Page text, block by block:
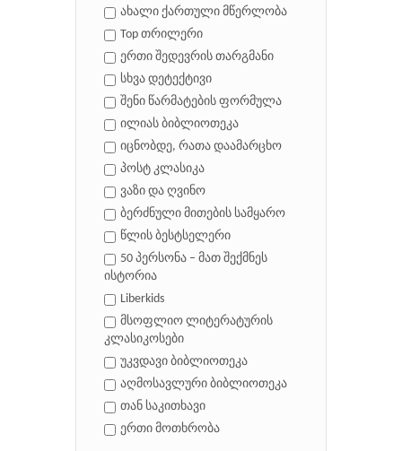
ახალი ქართული მწერლობა
Top თრილერი
ერთი შედევრის თარგმანი
სხვა დეტექტივი
შენი წარმატების ფორმულა
ილიას ბიბლიოთეკა
იცნობდე, რათა დაამარცხო
პოსტ კლასიკა
ვაზი და ღვინო
ბერძნული მითების სამყარო
წლის ბესტსელერი
50 პერსონა – მათ შექმნეს
ისტორია
Liberkids
მსოფლიო ლიტერატურის
კლასიკოსები
უკვდავი ბიბლიოთეკა
აღმოსავლური ბიბლიოთეკა
თან საკითხავი
ერთი მოთხრობა